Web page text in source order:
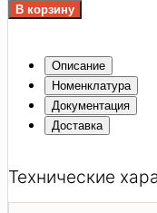
Описание
Номенклатура
Документация
Доставка
Технические